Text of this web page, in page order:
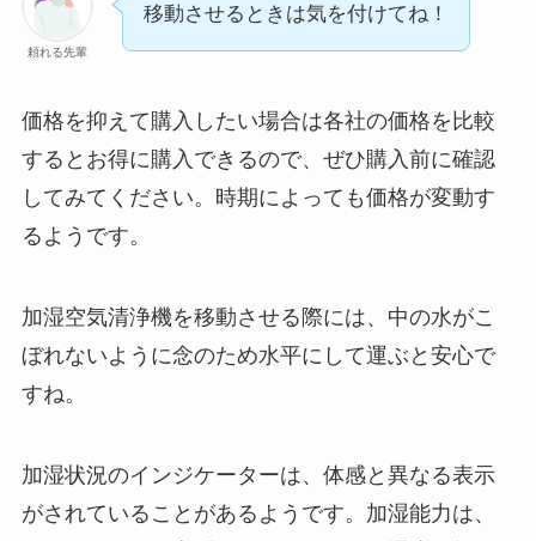
頼れる先輩
移動させるときは気を付けてね！
価格を抑えて購入したい場合は各社の価格を比較
するとお得に購入できるので、ぜひ購入前に確認
してみてください。時期によっても価格が変動す
るようです。
加湿空気清浄機を移動させる際には、中の水がこ
ぼれないように念のため水平にして運ぶと安心で
すね。
加湿状況のインジケーターは、体感と異なる表示
がされていることがあるようです。加湿能力は、